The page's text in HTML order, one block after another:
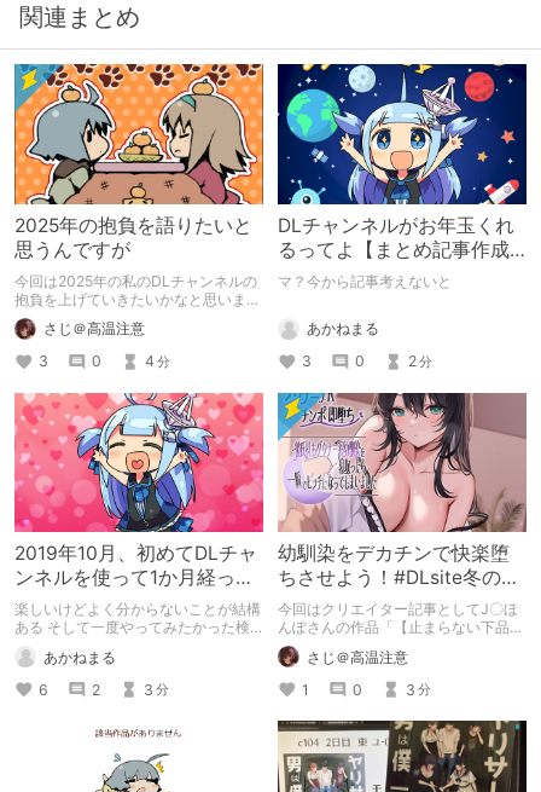
関連まとめ
2025年の抱負を語りたいと
思うんですが
今回は2025年の私のDLチャンネルの
抱負を上げていきたいかなと思いま
す。 自分の中で自分の出来る目標を
決めていきたいと思います。
さじ＠高温注意
3
0 4 分
DLチャンネルがお年玉くれ
るってよ【まとめ記事作成
で300ptキャンペーン】
マ？今から記事考えないと
あかねまる
3
0 2分
2019年10月、初めてDLチャ
ンネルを使って1か月経った
感想R/T/A
楽しいけどよく分からないことが結構
ある そして一度やってみたかった検
索避けの/
あかねまる
6
2 3 分
幼馴染をデカチンで快楽堕
ちさせよう！#DLsite冬のセ
ールで買ったもの
今回はクリエイター記事としてJ〇ほ
んぽさんの作品「【止まらない下品オ
ホ声♪】ダウナーJKチンポ即堕ち～彼
氏持ちダウナー系幼馴染を寝取ったら
一瞬でビッチになってしまいました
～」を紹介したいと思います。 彼氏
持ちの幼馴染を主人公のデカチンでオ
ホらせよう！
さじ＠高温注意
1
0 3 分